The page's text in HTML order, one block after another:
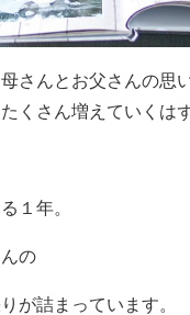
さんとお父さんの思
くさん増えていくは
１年。
の
が詰まっています。